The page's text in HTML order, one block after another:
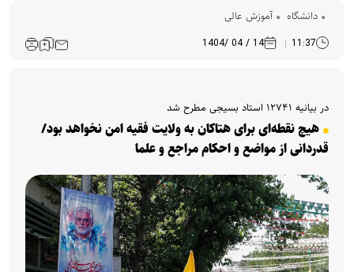
دانشگاه آموزش عالی
11:37
14 / 04 /1404
در بیانیه‌ ۱۲۷۴۱ استاد بسیجی مطرح شد
هیچ نقطه‌ای برای هتاکان به ولایت فقیه امن نخواهد بود/
قدردانی از مواضع و احکام مراجع و علما